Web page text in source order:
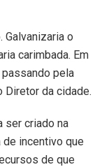
Galvanizaria o
carimbada. Em
pela
Diretor da cidade.
ser criado na
incentivo que
de que